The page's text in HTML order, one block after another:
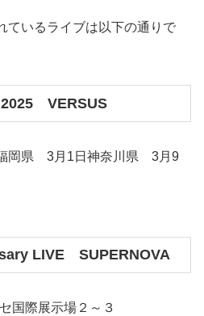
ているライブは以下の通りで
VERSUS
岡県 3月1日神奈川県 3月9
LIVE SUPERNOVA
国際展示場２～３